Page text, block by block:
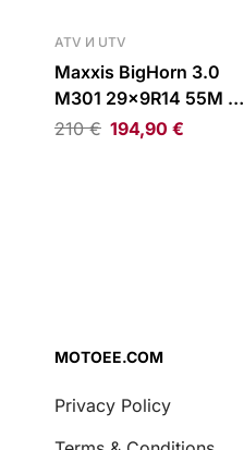
ATV И UTV
Maxxis BigHorn 3.0
M301 29x9R14 55M TL
8PR ATV Tire
210€ 194,90 €
MOTOEE.COM
Privacy Policy